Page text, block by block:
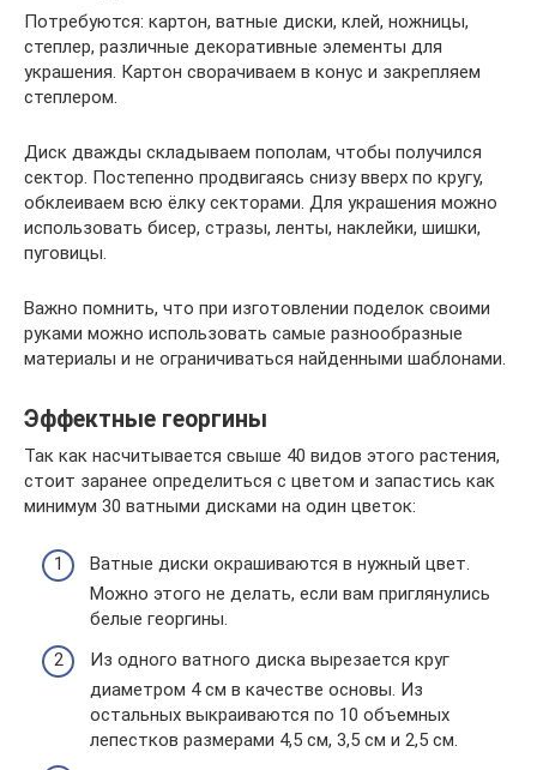
Потребуются: картон, ватные диски, клей, ножницы,
степлер, различные декоративные элементы для
украшения. Картон сворачиваем в конус и закрепляем
степлером.
Диск дважды складываем пополам, чтобы получился
сектор. Постепенно продвигаясь снизу вверх по кругу,
обклеиваем всю ёлку секторами. Для украшения можно
использовать бисер, стразы, ленты, наклейки, шишки,
пуговицы.
Важно помнить, что при изготовлении поделок своими
руками можно использовать самые разнообразные
материалы и не ограничиваться найденными шаблонами.
Эффектные георгины
Так как насчитывается свыше 40 видов этого растения,
стоит заранее определиться с цветом и запастись как
минимум 30 ватными дисками на один цветок:
Ватные диски окрашиваются в нужный цвет.
Можно этого не делать, если вам приглянулись
белые георгины.
Из одного ватного диска вырезается круг
диаметром 4 см в качестве основы. Из
остальных выкраиваются по 10 объемных
лепестков размерами 4,5 см, 3,5 см и 2,5 см.